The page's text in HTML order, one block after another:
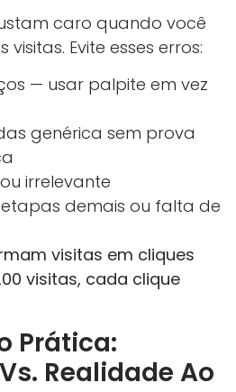
caro quando você
Evite esses erros:
— usar palpite em vez
genérica sem prova
irrelevante
demais ou falta de
visitas em cliques
visitas, cada clique
Prática:
Realidade Ao